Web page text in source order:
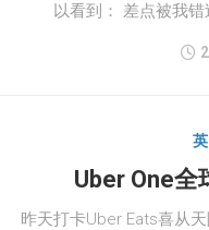
以看到： 差点被我
Uber One全
昨天打卡Uber Eats喜从